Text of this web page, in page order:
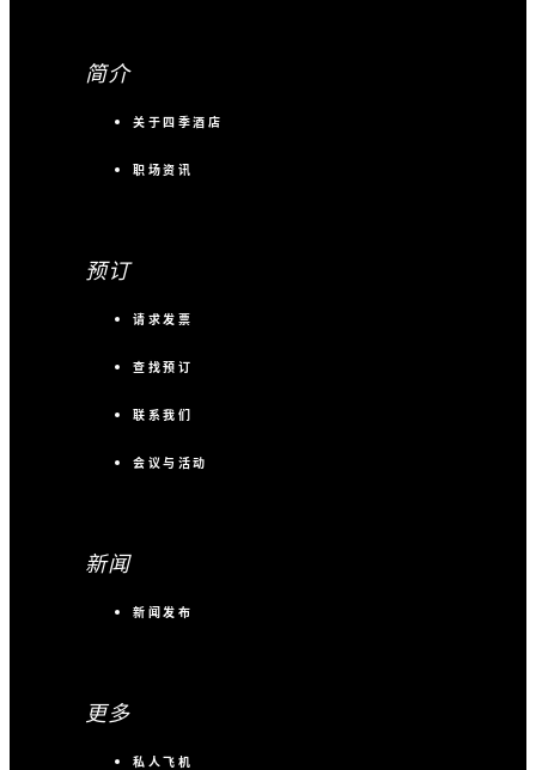
简介
关于四季酒店
职场资讯
预订
请求发票
查找预订
联系我们
会议与活动
新闻
新闻发布
更多
私人飞机